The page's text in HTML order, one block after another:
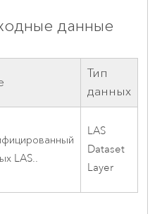
данные
Тип
данных
LAS..
LAS
Dataset
Layer